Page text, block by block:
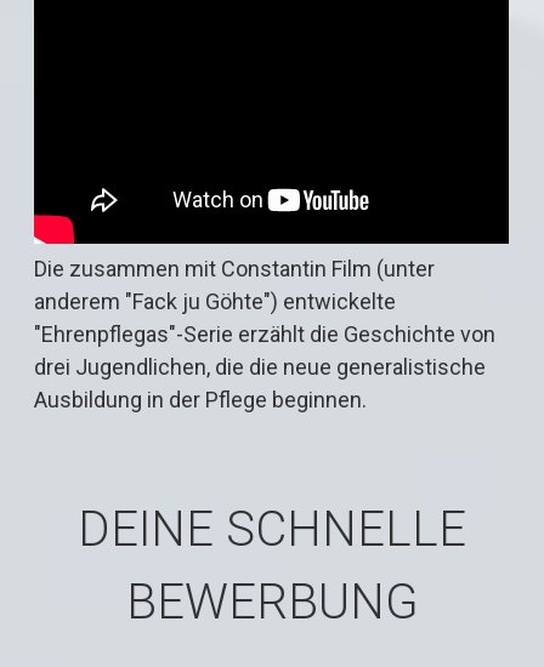
Die zusammen mit Constantin Film (unter
anderem "Fack ju Göhte") entwickelte
"Ehrenpflegas"-Serie erzählt die Geschichte von
drei Jugendlichen, die die neue generalistische
Ausbildung in der Pflege beginnen.
DEINE SCHNELLE
BEWERBUNG